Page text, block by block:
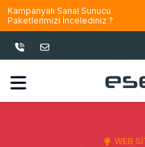
Kampanyalı Sanal Sunucu
Paketlerimizi İncelediniz ?
WEB